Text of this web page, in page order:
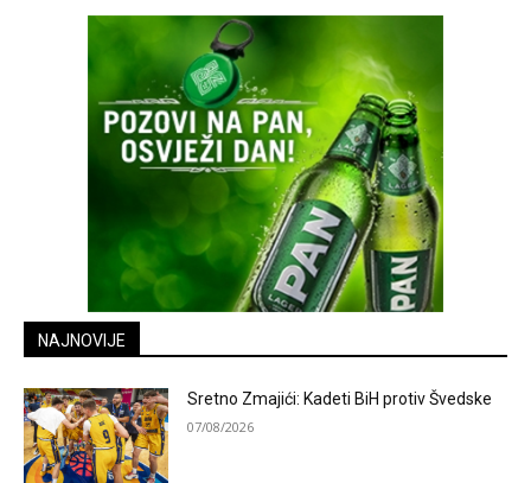
NAJNOVIJE
Sretno Zmajići: Kadeti BiH protiv Švedske
07/08/2026